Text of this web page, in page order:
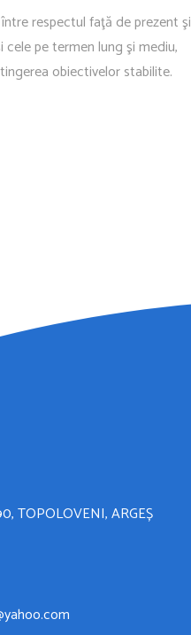
respectul faţă de prezent şi
pe termen lung şi mediu,
obiectivelor stabilite.
TOPOLOVENI, ARGEȘ